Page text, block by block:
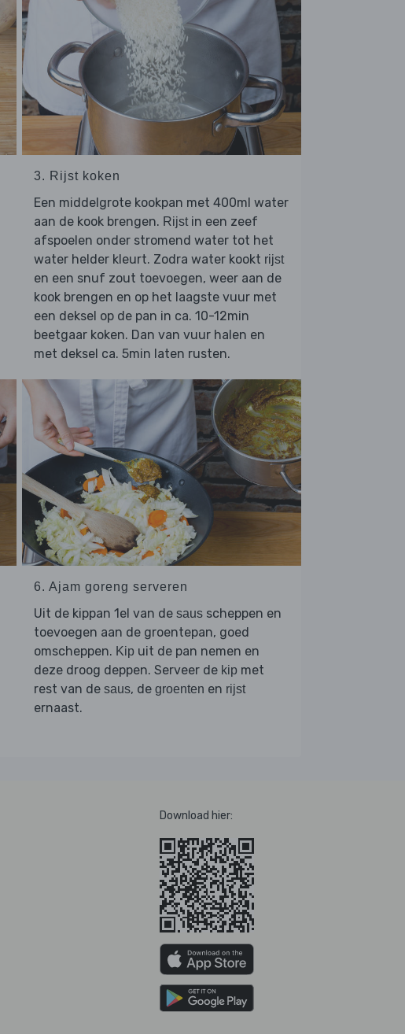
3. Rijst koken
Een middelgrote kookpan met 400ml water
aan de kook brengen. Rijstin een zeef
afspoelen onder stromend water tot het
water helder kleurt. Zodra water kookt rijst
en een snuf zout toevoegen, weer aan de
kook brengen en op het laagste vuur met
een deksel op de pan in ca. 10-12min
beetgaar koken. Dan van vuur halen en
met deksel ca. 5min laten rusten.
6. Ajam goreng serveren
Uit de kippan 1el van de saus scheppen en
toevoegen aan de groentepan, goed
omscheppen. Kip uit de pan nemen en
deze droog deppen. Serveer de kip met
rest van de saus, de groenten en rijst
ernaast.
Download hier: